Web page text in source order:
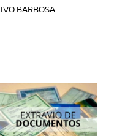
IVO BARBOSA